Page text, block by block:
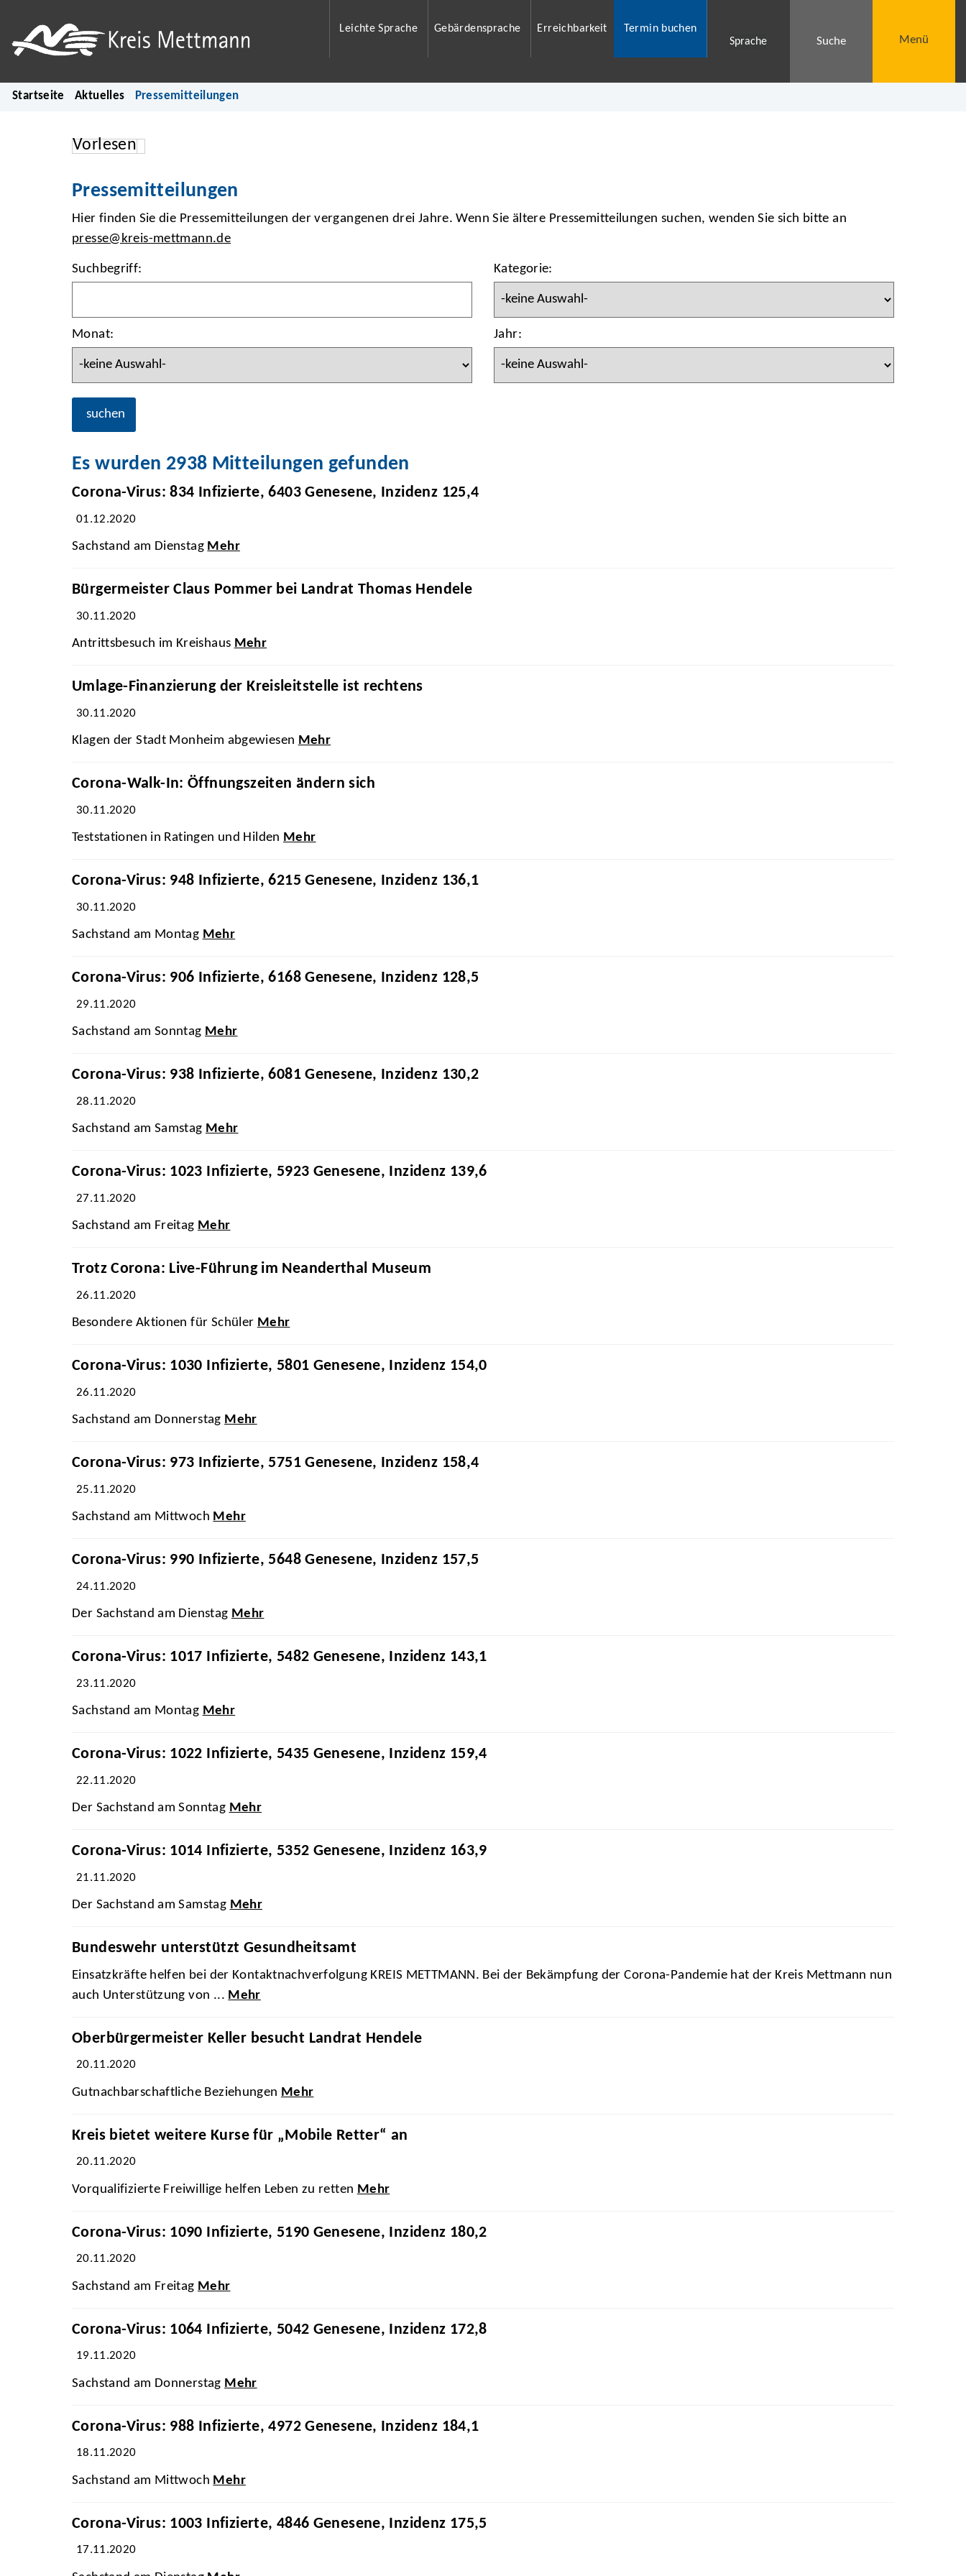
Leichte Sprache Gebärdensprache Erreichbarkeit
Termin buchen
Sprache
Suche Menü
Startseite Aktuelles Pressemitteilungen
Vorlesen
Pressemitteilungen
Hier finden Sie die Pressemitteilungen der vergangenen drei Jahre. Wenn Sie ältere Pressemitteilungen suchen, wenden Sie sich bitte an
presse@kreis-mettmann.de
Suchbegriff: Kategorie:
Monat: Jahr:
suchen
Es wurden 2938 Mitteilungen gefunden
Corona-Virus: 834 Infizierte, 6403 Genesene, Inzidenz 125,4
01.12.2020
Sachstand am Dienstag Mehr
Bürgermeister Claus Pommer bei Landrat Thomas Hendele
30.11.2020
Antrittsbesuch im Kreishaus Mehr
Umlage-Finanzierung der Kreisleitstelle ist rechtens
30.11.2020
Klagen der Stadt Monheim abgewiesen Mehr
Corona-Walk-In: Öffnungszeiten ändern sich
30.11.2020
Teststationen in Ratingen und Hilden Mehr
Corona-Virus: 948 Infizierte, 6215 Genesene, Inzidenz 136,1
30.11.2020
Sachstand am Montag Mehr
Corona-Virus: 906 Infizierte, 6168 Genesene, Inzidenz 128,5
29.11.2020
Sachstand am Sonntag Mehr
Corona-Virus: 938 Infizierte, 6081 Genesene, Inzidenz 130,2
28.11.2020
Sachstand am Samstag Mehr
Corona-Virus: 1023 Infizierte, 5923 Genesene, Inzidenz 139,6
27.11.2020
Sachstand am Freitag Mehr
Trotz Corona: Live-Führung im Neanderthal Museum
26.11.2020
Besondere Aktionen für Schüler Mehr
Corona-Virus: 1030 Infizierte, 5801 Genesene, Inzidenz 154,0
26.11.2020
Sachstand am Donnerstag Mehr
Corona-Virus: 973 Infizierte, 5751 Genesene, Inzidenz 158,4
25.11.2020
Sachstand am Mittwoch Mehr
Corona-Virus: 990 Infizierte, 5648 Genesene, Inzidenz 157,5
24.11.2020
Der Sachstand am Dienstag Mehr
Corona-Virus: 1017 Infizierte, 5482 Genesene, Inzidenz 143,1
23.11.2020
Sachstand am Montag Mehr
Corona-Virus: 1022 Infizierte, 5435 Genesene, Inzidenz 159,4
22.11.2020
Der Sachstand am Sonntag Mehr
Corona-Virus: 1014 Infizierte, 5352 Genesene, Inzidenz 163,9
21.11.2020
Der Sachstand am Samstag Mehr
Bundeswehr unterstützt Gesundheitsamt
Einsatzkräfte helfen bei der Kontaktnachverfolgung KREIS METTMANN. Bei der Bekämpfung der Corona-Pandemie hat der Kreis Mettmann nun
auch Unterstützung von ... Mehr
Oberbürgermeister Keller besucht Landrat Hendele
20.11.2020
Gutnachbarschaftliche Beziehungen Mehr
Kreis bietet weitere Kurse für „Mobile Retter“ an
20.11.2020
Vorqualifizierte Freiwillige helfen Leben zu retten Mehr
Corona-Virus: 1090 Infizierte, 5190 Genesene, Inzidenz 180,2
20.11.2020
Sachstand am Freitag Mehr
Corona-Virus: 1064 Infizierte, 5042 Genesene, Inzidenz 172,8
19.11.2020
Sachstand am Donnerstag Mehr
Corona-Virus: 988 Infizierte, 4972 Genesene, Inzidenz 184,1
18.11.2020
Sachstand am Mittwoch Mehr
Corona-Virus: 1003 Infizierte, 4846 Genesene, Inzidenz 175,5
17.11.2020